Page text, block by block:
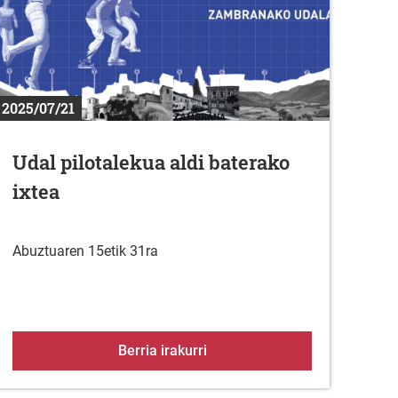
kontratuko langileen plaza bat lehiaketa-oposizio bidez
2025/07/21
Udal pilotalekua aldi baterako
ixtea
Abuztuaren 15etik 31ra
Berria irakurriUdal pilotalekua aldi